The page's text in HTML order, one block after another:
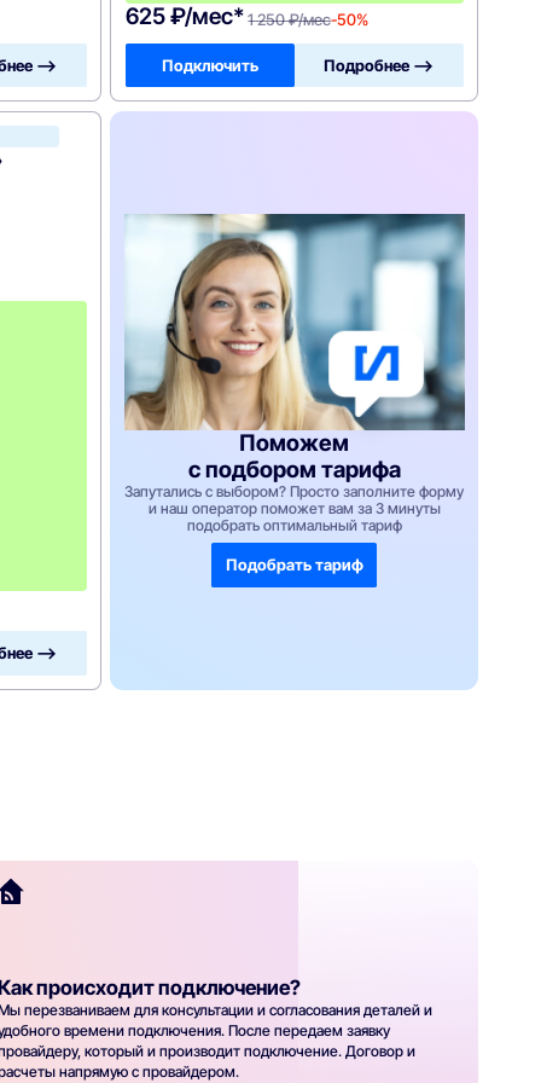
—>
625 ₽/мес* 1 250 ₽/мес-50%
Подключить Подробнее —>
м
—>
Поможем
с подбором тарифа
Запутались с выбором? Просто заполните форму
и наш оператор поможет вам за 3 минуты
подобрать оптимальный тариф
Подобрать тариф
происходит подключение?
перезваниваем для консультации и согласования деталей и
времени подключения. После передаем заявку
который и производит подключение. Договор и
напрямую с провайдером.